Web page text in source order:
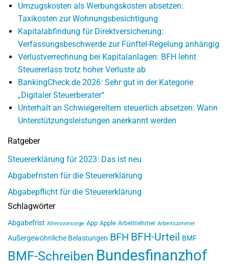
Umzugskosten als Werbungskosten absetzen:
Taxikosten zur Wohnungsbesichtigung
Kapitalabfindung für Direktversicherung:
Verfassungsbeschwerde zur Fünftel-Regelung anhängig
Verlustverrechnung bei Kapitalanlagen: BFH lehnt
Steuererlass trotz hoher Verluste ab
BankingCheck.de 2026: Sehr gut in der Kategorie
„Digitaler Steuerberater“
Unterhalt an Schwiegereltern steuerlich absetzen: Wann
Unterstützungsleistungen anerkannt werden
Ratgeber
Steuererklärung für 2023: Das ist neu
Abgabefristen für die Steuererklärung
Abgabepflicht für die Steuererklärung
Schlagwörter
Abgabefrist Altersvorsorge App Apple Arbeitnehmer Arbeitszimmer
Außergewöhnliche Belastungen BFH BFH-Urteil BMF
BMF-Schreiben Bundesfinanzhof